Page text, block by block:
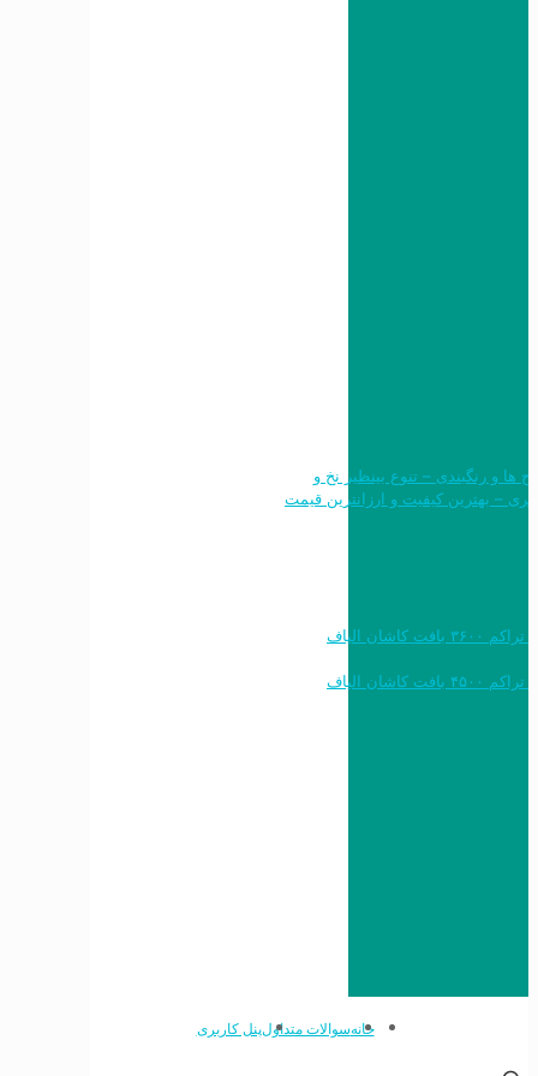
طرح ها و رنگبندی – تنوع بینظیر نخ و
خرید به قیمت فرش ماشینی ۱۲۰۰ شانه تراکم ۳۶۰۰ بافت کاشان الیاف
خرید به قیمت فرش ماشینی ۱۵۰۰ شانه تراکم ۴۵۰۰ بافت کاشان الیاف
خانهسوالات متداولپنل کاربری